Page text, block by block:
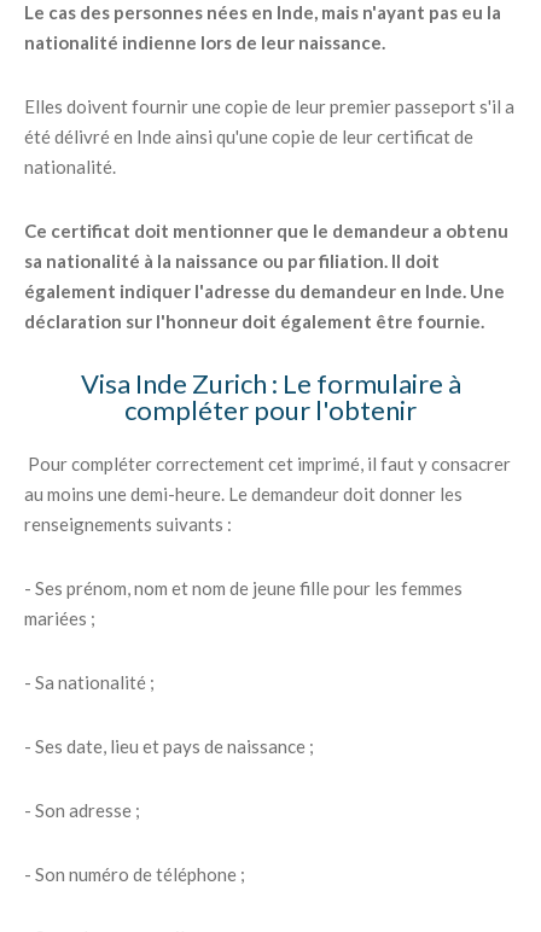
Le cas des personnes nées en Inde, mais n'ayant pas eu la
nationalité indienne lors de leur naissance.
Elles doivent fournir une copie de leur premier passeport s'il a
été délivré en Inde ainsi qu'une copie de leur certificat de
nationalité.
Ce certificat doit mentionner que le demandeur a obtenu
sa nationalité à la naissance ou par filiation. Il doit
également indiquer l'adresse du demandeur en Inde. Une
déclaration sur l'honneur doit également être fournie.
Visa Inde Zurich : Le formulaire à
compléter pour l'obtenir
Pour compléter correctement cet imprimé, il faut y consacrer
au moins une demi-heure. Le demandeur doit donner les
renseignements suivants :
- Ses prénom, nom et nom de jeune fille pour les femmes
mariées ;
- Sa nationalité ;
- Ses date, lieu et pays de naissance ;
- Son adresse ;
- Son numéro de téléphone ;